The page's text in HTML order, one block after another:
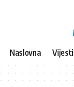
Naslovna Vijesti